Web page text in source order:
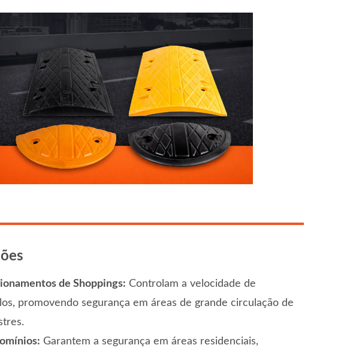
de Shoppings: Controlam a velocidade de
promovendo segurança em áreas de grande circulação de
Garantem a segurança em áreas residenciais,